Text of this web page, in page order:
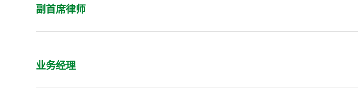
副首席律师
业务经理